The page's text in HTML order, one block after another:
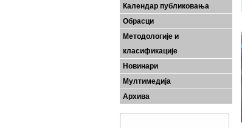
Календар публиковања
Обрасци
Методологије и
класификације
Новинари
Мултимедија
Архива